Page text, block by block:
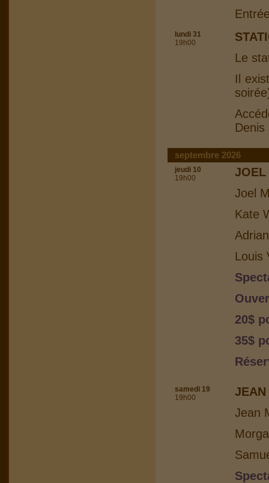
lundi 31
19h00
Le
Il
Denis
septembre 2026
jeudi 10
19h00
JOEL
Joel
Kate
Louis
20$
35$
samedi 19
19h00
JEAN
Jean